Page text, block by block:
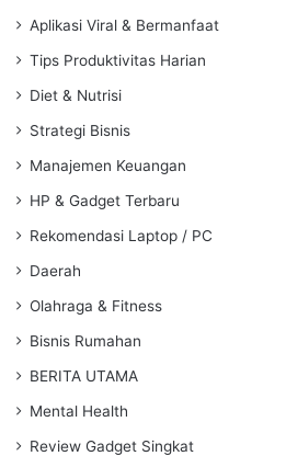
Aplikasi Viral & Bermanfaat
Tips Produktivitas Harian
Diet & Nutrisi
Strategi Bisnis
Manajemen Keuangan
HP & Gadget Terbaru
Rekomendasi Laptop / PC
Daerah
Olahraga & Fitness
Bisnis Rumahan
BERITA UTAMA
Mental Health
Review Gadget Singkat